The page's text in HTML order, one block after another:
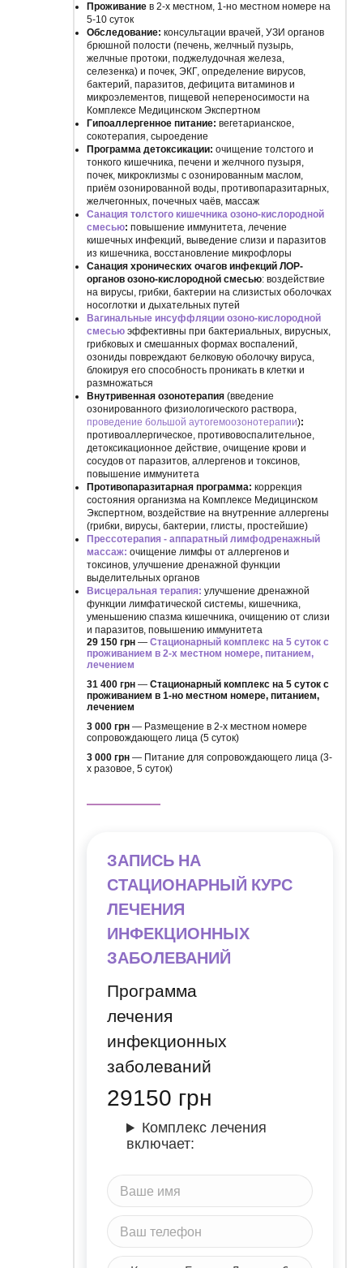
Проживание в 2-х местном, 1-но местном номере на
5-10 суток
Обследование: консультации врачей, УЗИ органов
брюшной полости (печень, желчный пузырь,
желчные протоки, поджелудочная железа,
селезенка) и почек, ЭКГ, определение вирусов,
бактерий, паразитов, дефицита витаминов и
микроэлементов, пищевой непереносимости на
Комплексе Медицинском Экспертном
Гипоаллергенное питание: вегетарианское,
сокотерапия, сыроедение
Программа детоксикации: очищение толстого и
тонкого кишечника, печени и желчного пузыря,
почек, микроклизмы с озонированным маслом,
приём озонированной воды, противопаразитарных,
желчегонных, почечных чаёв, массаж
Санация толстого кишечника озоно-кислородной
смесью: повышение иммунитета, лечение
кишечных инфекций, выведение слизи и паразитов
из кишечника, восстановление микрофлоры
Санация хронических очагов инфекций ЛОР-
органов озоно-кислородной смесью: воздействие
на вирусы, грибки, бактерии на слизистых оболочках
носоглотки и дыхательных путей
Вагинальные инсуффляции озоно-кислородной
смесью эффективны при бактериальных, вирусных,
грибковых и смешанных формах воспалений,
озониды повреждают белковую оболочку вируса,
блокируя его способность проникать в клетки и
размножаться
Внутривенная озонотерапия (введение
озонированного физиологического раствора,
проведение большой аутогемоозонотерапии):
противоаллергическое, противовоспалительное,
детоксикационное действие, очищение крови и
сосудов от паразитов, аллергенов и токсинов,
повышение иммунитета
Противопаразитарная программа: коррекция
состояния организма на Комплексе Медицинском
Экспертном, воздействие на внутренние аллергены
(грибки, вирусы, бактерии, глисты, простейшие)
Прессотерапия - аппаратный лимфодренажный
массаж: очищение лимфы от аллергенов и
токсинов, улучшение дренажной функции
выделительных органов
Висцеральная терапия: улучшение дренажной
функции лимфатической системы, кишечника,
уменьшению спазма кишечника, очищению от слизи
и паразитов, повышению иммунитета
29 150 грн — Стационарный комплекс на 5 суток с
проживанием в 2-х местном номере, питанием,
лечением
31 400 грн — Стационарный комплекс на 5 суток с
проживанием в 1-но местном номере, питанием,
лечением
3 000 грн — Размещение в 2-х местном номере
сопровождающего лица (5 суток)
3 000 грн — Питание для сопровождающего лица (3-
х разовое, 5 суток)
ЗАПИСЬ НА
СТАЦИОНАРНЫЙ КУРС
ЛЕЧЕНИЯ
ИНФЕКЦИОННЫХ
ЗАБОЛЕВАНИЙ
Программа
лечения
инфекционных
заболеваний
29150 грн
Комплекс лечения
включает: